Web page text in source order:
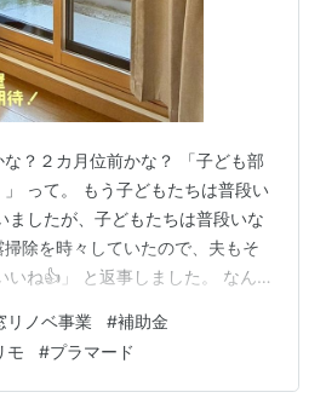
？２カ月位前かな？ 「子ども部
って。 もう子どもたちは普段い
ましたが、子どもたちは普段いな
除を時々していたので、夫もそ
いね👍」 と返事しました。 なん
に、ホームセンター（我が家の
き、 簡易的な見積もりを取った
ラスが最安だったので、LIXIL商品
リノベ事業 #補助金
モ #プラマード